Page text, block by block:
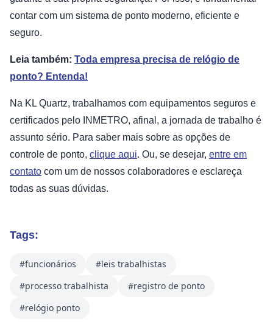
contar com um sistema de ponto moderno, eficiente e
seguro.
Leia também: Toda empresa precisa de relógio de
ponto? Entenda!
Na KL Quartz, trabalhamos com equipamentos seguros e
certificados pelo INMETRO, afinal, a jornada de trabalho é
assunto sério. Para saber mais sobre as opções de
controle de ponto, clique aqui. Ou, se desejar, entre em
contato com um de nossos colaboradores e esclareça
todas as suas dúvidas.
Tags:
#funcionários
#leis trabalhistas
#processo trabalhista
#registro de ponto
#relógio ponto